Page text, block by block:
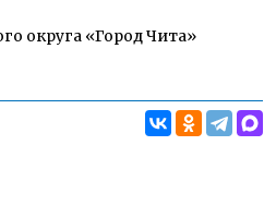
округа «Город Чита»